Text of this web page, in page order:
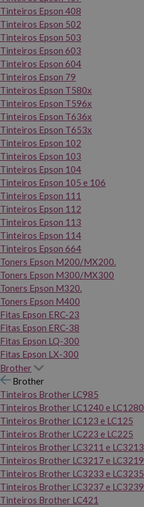
Tinteiros Epson 408
Tinteiros Epson 502
Tinteiros Epson 503
Tinteiros Epson 603
Tinteiros Epson 604
Tinteiros Epson 79
Tinteiros Epson T580x
Tinteiros Epson T596x
Tinteiros Epson T636x
Tinteiros Epson T653x
Tinteiros Epson 102
Tinteiros Epson 103
Tinteiros Epson 104
Tinteiros Epson 105 e 106
Tinteiros Epson 111
Tinteiros Epson 112
Tinteiros Epson 113
Tinteiros Epson 114
Tinteiros Epson 664
Toners Epson M200/MX200.
Toners Epson M300/MX300
Toners Epson M320.
Toners Epson M400
Fitas Epson ERC-23
Fitas Epson ERC-38
Fitas Epson LQ-300
Fitas Epson LX-300
Brother
Brother
Tinteiros Brother LC985
Tinteiros Brother LC1240 e LC1280
Tinteiros Brother LC123 e LC125
Tinteiros Brother LC223 e LC225
Tinteiros Brother LC3211 e LC3213
Tinteiros Brother LC3217 e LC3219
Tinteiros Brother LC3233 e LC3235
Tinteiros Brother LC3237 e LC3239
Tinteiros Brother LC421